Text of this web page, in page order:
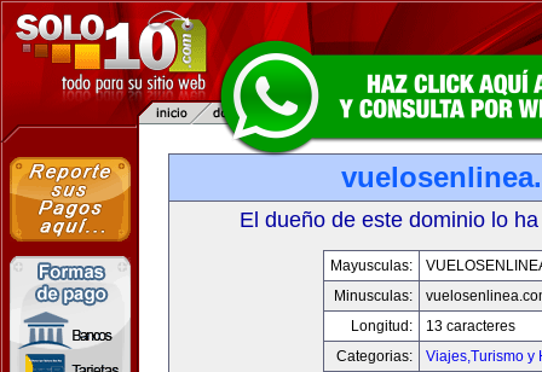
El dueño de este dominio lo
Mayusculas:
Minusculas:
Longitud:
13 caracteres
Categorias:
Viajes,Turismo y